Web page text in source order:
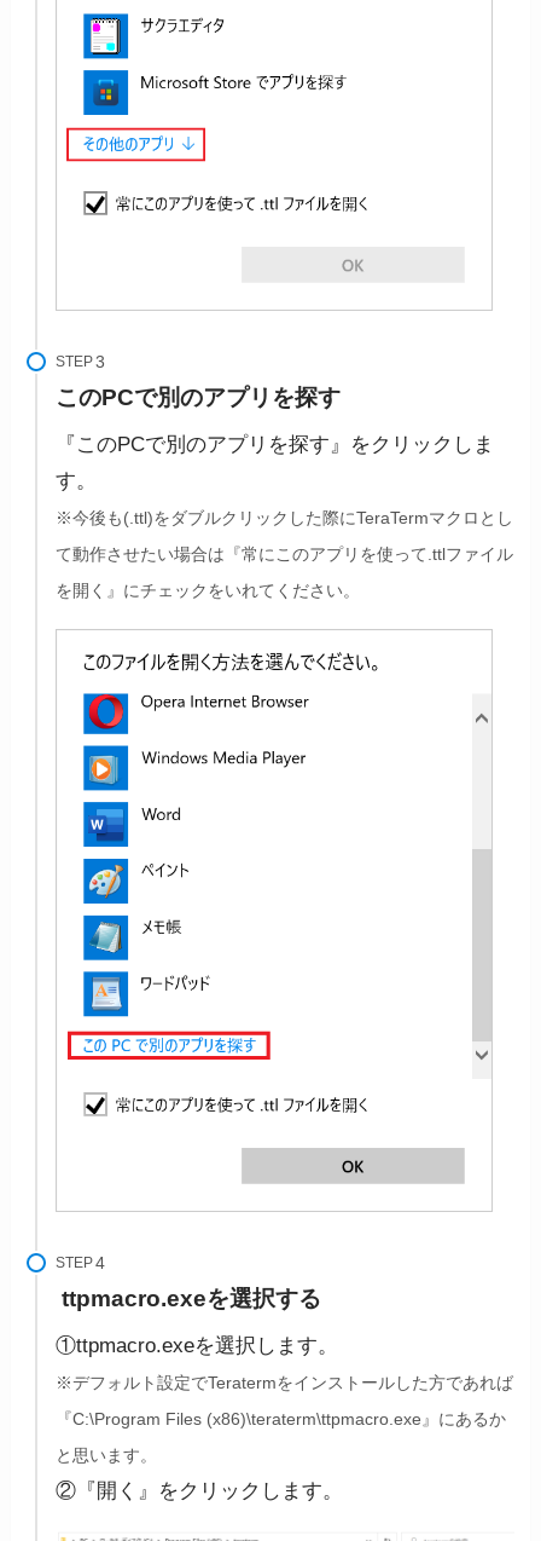
STEP
このPCで別のアプリを探す
『このPCで別のアプリを探す』をクリックしま
す。
※今後も(.ttl)をダブルクリックした際にTeraTermマクロとし
て動作させたい場合は『常にこのアプリを使って.ttlファイル
を開く』にチェックをいれてください。
STEP
ttpmacro.exeを選択する
①ttpmacro.exeを選択します。
※デフォルト設定でTeratermをインストールした方であれば
『C:\Program Files (x86)\teraterm\ttpmacro.exe』にあるか
と思います。
②『開く』をクリックします。